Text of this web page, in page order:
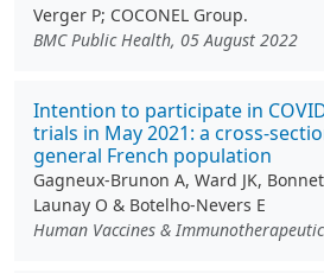
Verger P; COCONEL Group.
BMC Public Health, 05 August 2022
Intention to participate in
trials in May 2021: a cross-
general French population
Gagneux-Brunon A, Ward JK,
Launay O & Botelho-Nevers E
Human Vaccines &